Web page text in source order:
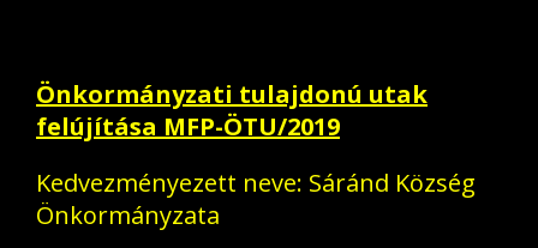
Önkormányzati tulajdonú utak
felújítása MFP-ÖTU/2019
Kedvezményezett neve: Sáránd Község
Önkormányzata